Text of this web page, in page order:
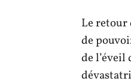
Le retour
de
de